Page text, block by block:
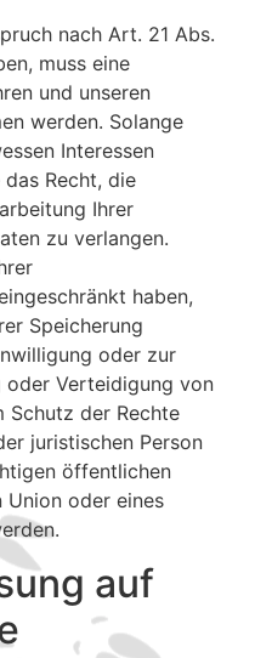
nach Art. 21 Abs.
muss eine
und unseren
werden. Solange
Interessen
Recht, die
Ihrer
zu verlangen.
haben,
Speicherung
oder zur
oder Verteidigung von
Schutz der Rechte
juristischen Person
öffentlichen
Union oder eines
auf